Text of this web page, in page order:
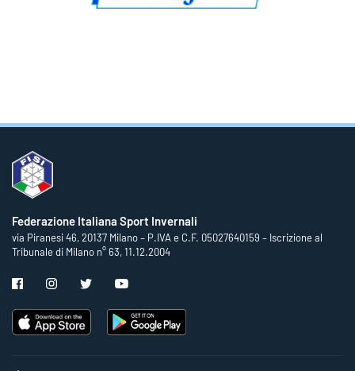
Federazione Italiana Sport Invernali
via Piranesi 46, 20137 Milano – P.IVA e C.F. 05027640159 – Iscrizione al
Tribunale di Milano n° 63, 11.12.2004